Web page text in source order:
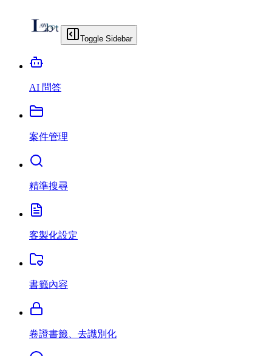
Toggle Sidebar
AI 問答
案件管理
精準搜尋
客製化設定
書籤內容
卷證書籤、去識別化